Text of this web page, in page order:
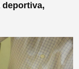
deportiva,